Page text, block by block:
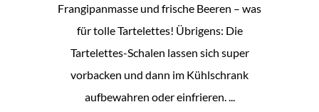
Frangipanmasse und frische Beeren – was
für tolle Tartelettes! Übrigens: Die
Tartelettes-Schalen lassen sich super
vorbacken und dann im Kühlschrank
aufbewahren oder einfrieren.